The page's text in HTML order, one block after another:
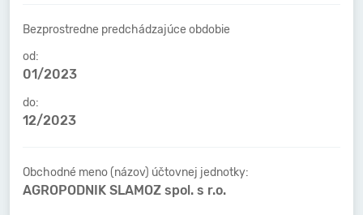
Bezprostredne predchádzajúce obdobie
od:
01/2023
do:
12/2023
Obchodné meno (názov) účtovnej jednotky:
AGROPODNIK SLAMOZ spol. s r.o.